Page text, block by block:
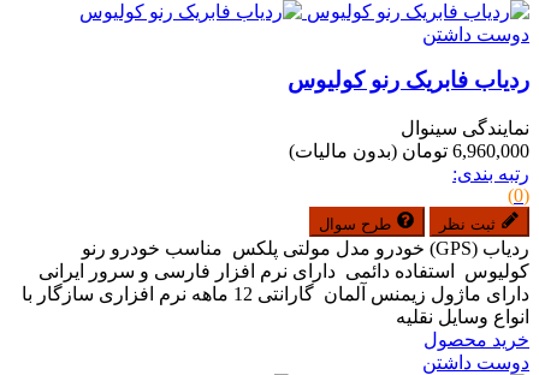
دوست داشتن
ردیاب فابریک رنو کولیوس
نمایندگی سینوال
6,960,000 تومان
(بدون مالیات)
رتبه بندی:
(0)
ثبت نظر طرح سوال
ردیاب (GPS) خودرو مدل مولتی پلکس مناسب خودرو رنو
کولیوس استفاده دائمی دارای نرم افزار فارسی و سرور ایرانی
دارای ماژول زیمنس آلمان گارانتی 12 ماهه نرم افزاری سازگار با
انواع وسایل نقلیه
خرید محصول
دوست داشتن